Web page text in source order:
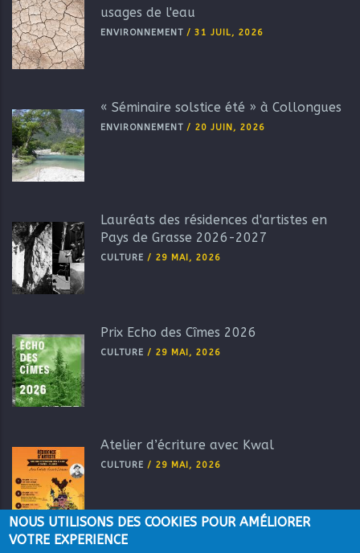
usages de l'eau
ENVIRONNEMENT / 31 JUIL, 2026
« Séminaire solstice été » à Collongues
ENVIRONNEMENT / 20 JUIN, 2026
Lauréats des résidences d'artistes en
Pays de Grasse 2026-2027
CULTURE / 29 MAI, 2026
Prix Echo des Cîmes 2026
CULTURE / 29 MAI, 2026
Atelier d’écriture avec Kwal
CULTURE / 29 MAI, 2026
NOUS UTILISONS DES COOKIES POUR AMÉLIORER
VOTRE EXPERIENCE